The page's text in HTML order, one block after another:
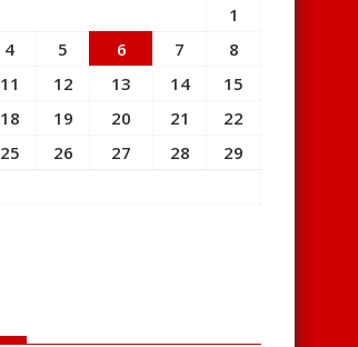
1
4 5 6 7
8
11 12 13 14
15
18 19 20 21
22
25 26 27 28
29